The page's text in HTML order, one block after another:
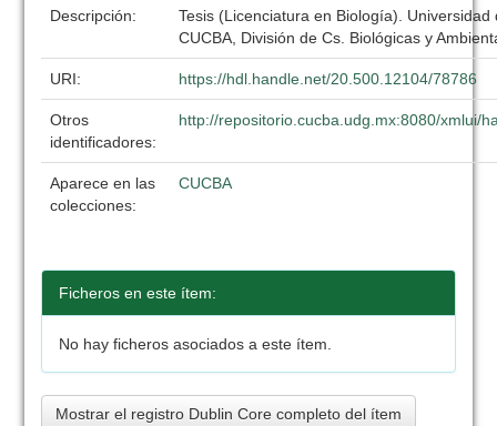
Descripción:
Tesis (Licenciatura en Biología). Universidad
CUCBA, División de Cs. Biológicas y
URI: https://hdl.handle.net/20.500.12104/78786
Otros
identificadores:
http://repositorio.cucba.udg.mx:8080/xmlui/
Aparece en las
colecciones:
CUCBA
Ficheros en este ítem:
No hay ficheros asociados a este ítem.
Mostrar el registro Dublin Core completo del ítem